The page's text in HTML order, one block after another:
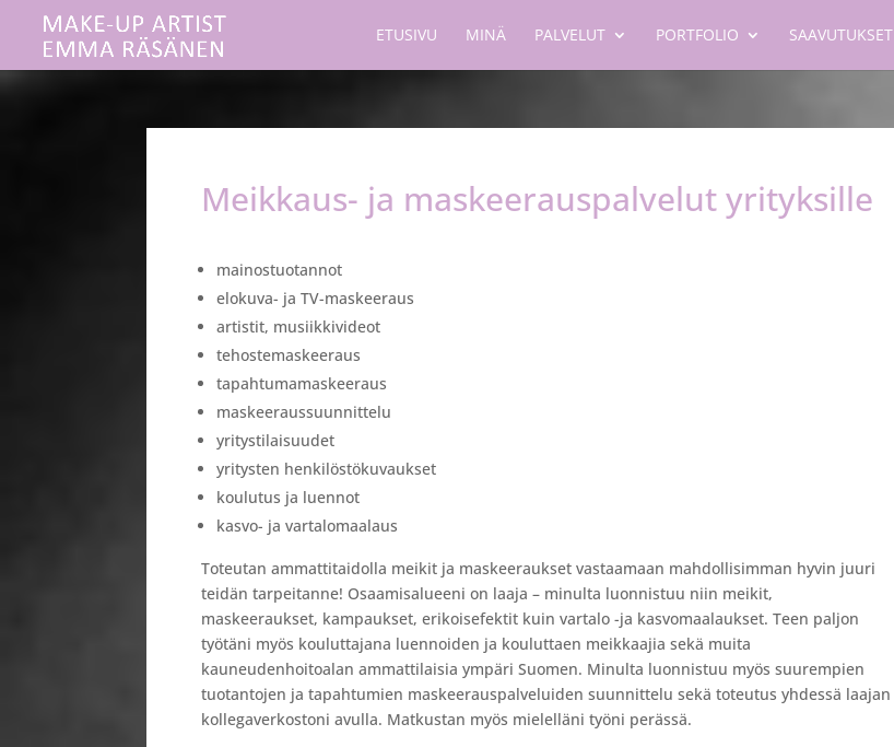
ETUSIVU MINÄ PALVELUT PORTFOLIO SAAVUTUKSET
Meikkaus- ja maskeerauspalvelut yrityksille
mainostuotannot
elokuva- ja TV-maskeeraus
artistit, musiikkivideot
tehostemaskeeraus
tapahtumamaskeeraus
maskeeraussuunnittelu
yritystilaisuudet
yritysten henkilöstökuvaukset
koulutus ja luennot
kasvo- ja vartalomaalaus
Toteutan ammattitaidolla meikit ja maskeeraukset vastaamaan mahdollisimman hyvin juuri
teidän tarpeitanne! Osaamisalueeni on laaja – minulta luonnistuu niin meikit,
maskeeraukset, kampaukset, erikoisefektit kuin vartalo -ja kasvomaalaukset. Teen paljon
työtäni myös kouluttajana luennoiden ja kouluttaen meikkaajia sekä muita
kauneudenhoitoalan ammattilaisia ympäri Suomen. Minulta luonnistuu myös suurempien
tuotantojen ja tapahtumien maskeerauspalveluiden suunnittelu sekä toteutus yhdessä laajan
kollegaverkostoni avulla. Matkustan myös mielelläni työni perässä.